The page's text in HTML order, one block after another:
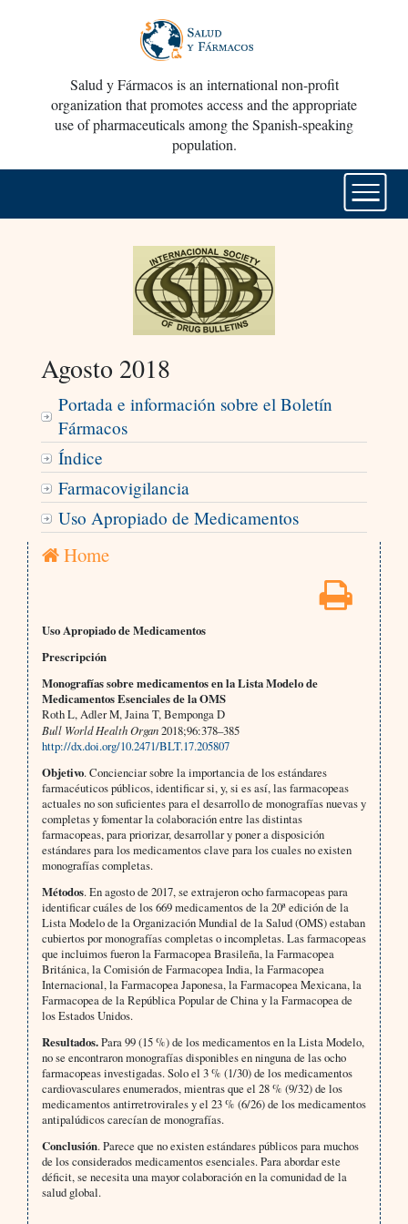
Salud y Fármacos is an international non-profit
organization that promotes access and the appropriate
use of pharmaceuticals among the Spanish-speaking
population.
Agosto 2018
Portada e información sobre el Boletín
Fármacos
Índice
Farmacovigilancia
Uso Apropiado de Medicamentos
Home
Uso Apropiado de Medicamentos
Prescripción
Monografías sobre medicamentos en la Lista Modelo de
Medicamentos Esenciales de la OMS
Roth L, Adler M, Jaina T, Bemponga D
Bull World Health Organ2018;96:378–385
http://dx.doi.org/10.2471/BLT.17.205807
Objetivo. Concienciar sobre la importancia de los estándares
farmacéuticos públicos, identificar si, y, si es así, las farmacopeas
actuales no son suficientes para el desarrollo de monografías nuevas y
completas y fomentar la colaboración entre las distintas
farmacopeas, para priorizar, desarrollar y poner a disposición
estándares para los medicamentos clave para los cuales no existen
monografías completas.
Métodos. En agosto de 2017, se extrajeron ocho farmacopeas para
identificar cuáles de los 669 medicamentos de la 20ª edición de la
Lista Modelo de la Organización Mundial de la Salud (OMS) estaban
cubiertos por monografías completas o incompletas. Las farmacopeas
que incluimos fueron la Farmacopea Brasileña, la Farmacopea
Británica, la Comisión de Farmacopea India, la Farmacopea
Internacional, la Farmacopea Japonesa, la Farmacopea Mexicana, la
Farmacopea de la República Popular de China y la Farmacopea de
los Estados Unidos.
Resultados.Para 99 (15 %) de los medicamentos en la Lista Modelo,
no se encontraron monografías disponibles en ninguna de las ocho
farmacopeas investigadas. Solo el 3 % (1/30) de los medicamentos
cardiovasculares enumerados, mientras que el 28 % (9/32) de los
medicamentos antirretrovirales y el 23 % (6/26) de los medicamentos
antipalúdicos carecían de monografías.
Conclusión. Parece que no existen estándares públicos para muchos
de los considerados medicamentos esenciales. Para abordar este
déficit, se necesita una mayor colaboración en la comunidad de la
salud global.